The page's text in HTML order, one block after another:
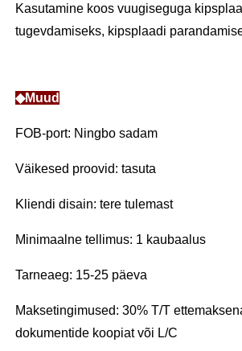
Kasutamine koos vuugiseguga
tugevdamiseks, kipsplaadi
◆Muud
FOB-port: Ningbo sadam
Väikesed proovid: tasuta
Kliendi disain: tere tulemast
Minimaalne tellimus: 1 kaubaalus
Tarneaeg: 15-25 päeva
Maksetingimused: 30% T/T
dokumentide koopiat või L/C